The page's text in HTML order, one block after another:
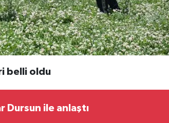
belli oldu
Dursun ile anlaştı